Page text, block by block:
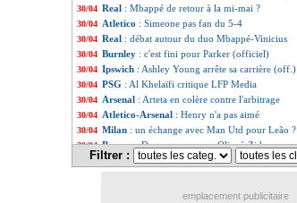
30/04 Real : Mbappé de retour à la mi-mai ?
30/04 Atletico : Simeone pas fan du 5-4
30/04 Real : débat autour du duo Mbappé-Vinicius
30/04 Burnley : c'est fini pour Parker (officiel)
30/04 Ipswich : Ashley Young arrête sa carrière (off.)
30/04 PSG : Al Khelaïfi critique LFP Media
30/04 Arsenal : Arteta en colère contre l'arbitrage
30/04 Atletico-Arsenal : Henry n'a pas aimé
30/04 Milan : un échange avec Man Utd pour Leão ?
30/04 Bayern: Dugarry compare Olise à Zidane
30/04 OM : son futur, Abdelli aurait pris sa décision
: Ronaldo pousse un coup de gueule
Filtrer :
emplacement publicitaire